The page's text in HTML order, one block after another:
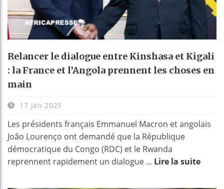
Relancer le dialogue entre Kinshasa et Kigali
: la France et l’Angola prennent les choses en
main
17 Jan 2025
Les présidents français Emmanuel Macron et angolais
João Lourenço ont demandé que la République
démocratique du Congo (RDC) et le Rwanda
reprennent rapidement un dialogue ... Lire la suite